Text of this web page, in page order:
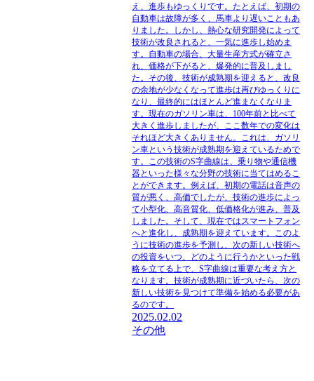
え、進歩もゆっくりです。たとえば、初期の
自動車は故障が多く、馬車より遅いこともあ
りました。しかし、熱心な研究開発によって
技術が改良されると、一気に進歩し始めま
す。自動車の場合、大量生産方式が確立さ
れ、価格が下がると、爆発的に普及しまし
た。その後、技術が成熟期を迎えると、改良
の余地が少なくなって進歩は再びゆっくりに
なり、最終的にはほとんど進まなくなりま
す。現在のガソリン車は、100年前と比べて
大きく進歩しましたが、ここ数年での変化は
それほど大きくありません。これは、ガソリ
ン車という技術が成熟期を迎えているためで
す。この技術のS字曲線は、乗り物や通信機
器といった様々な分野の技術に当てはめるこ
とができます。例えば、初期の電話は音声の
質が悪く、高価でしたが、技術の進歩によっ
て小型化、高音質化、低価格化が進み、普及
しました。そして、現在ではスマートフォン
へと進化し、成熟期を迎えています。このよ
うに技術の進歩を予測し、次の新しい技術へ
の投資をいつ、どのように行うかといった戦
略を立てる上で、S字曲線は重要な考え方と
なります。技術が成熟期に近づいたら、次の
新しい技術を見つけて準備を始める必要があ
るのです。
2025.02.02
その他